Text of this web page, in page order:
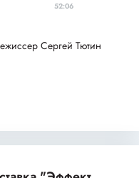
52:06
Сергей Тютин